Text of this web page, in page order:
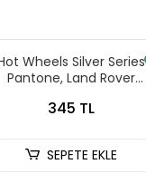
Wheels Silver Series
Pantone, Land Rover
345 TL
SEPETE EKLE